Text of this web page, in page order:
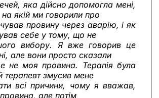
яка дійсно допомогла мені,
на якій ми говорили про
провину через аварію, і як
себе у тому, що не
вибору. Я вже говорив це
але вони просто сказали
не моя провина. Терапія була
терапевт змусив мене
всі причини, чому я вважав,
але потім